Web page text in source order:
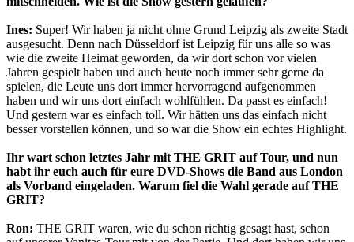
Ines: Super! Wir haben ja nicht ohne Grund Leipzig als zweite Stadt
ausgesucht. Denn nach Düsseldorf ist Leipzig für uns alle so was
wie die zweite Heimat geworden, da wir dort schon vor vielen
Jahren gespielt haben und auch heute noch immer sehr gerne da
spielen, die Leute uns dort immer hervorragend aufgenommen
haben und wir uns dort einfach wohlfühlen. Da passt es einfach!
Und gestern war es einfach toll. Wir hätten uns das einfach nicht
besser vorstellen können, und so war die Show ein echtes Highlight.
Ihr wart schon letztes Jahr mit THE GRIT auf Tour, und nun
habt ihr euch auch für eure DVD-Shows die Band aus London
als Vorband eingeladen. Warum fiel die Wahl gerade auf THE
GRIT?
Ron: THE GRIT waren, wie du schon richtig gesagt hast, schon